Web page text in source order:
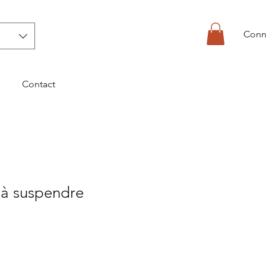
Contact
suspendre